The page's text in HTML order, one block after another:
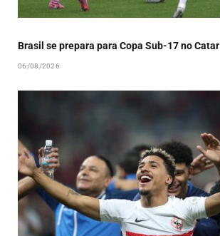
Brasil se prepara para Copa Sub-17 no Catar
06/08/2026